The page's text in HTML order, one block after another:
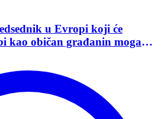
u Evropi koji će
kao običan građanin mogao